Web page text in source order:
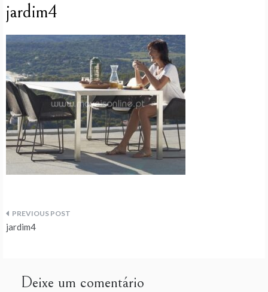
jardim4
Navegação
artigos
jardim4
Deixe um comentário